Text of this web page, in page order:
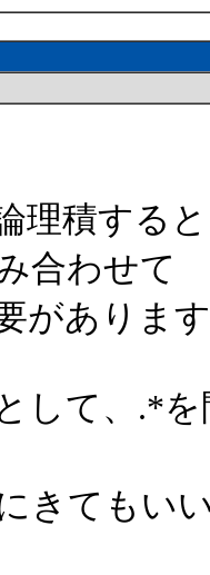
理積する
合わせて
がありま
して、.*
きてもい